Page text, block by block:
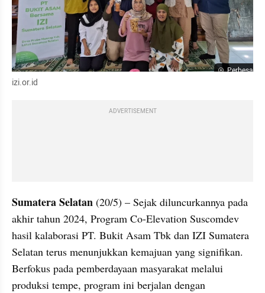
Perbesar
izi.or.id
ADVERTISEMENT
Sumatera Selatan (20/5) – Sejak diluncurkannya pada
akhir tahun 2024, Program Co-Elevation Suscomdev
hasil kalaborasi PT. Bukit Asam Tbk dan IZI Sumatera
Selatan terus menunjukkan kemajuan yang signifikan.
Berfokus pada pemberdayaan masyarakat melalui
produksi tempe, program ini berjalan dengan